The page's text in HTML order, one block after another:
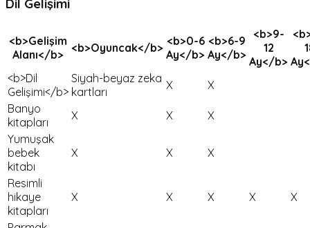
Dil Gelişimi
<b>Gelişim
Alanı</b> <b>Oyuncak</b> <b>0-6
Ay</b>
<b>6-9
Ay</b>
<b>9-
12
Ay</b>
<b>Dil
Gelişimi</b>
Siyah-beyaz zeka
kartları
X
X
Banyo
kitapları
X X
X
Yumuşak
bebek
kitabı
X X X
Resimli
hikaye
kitapları
X X X X X